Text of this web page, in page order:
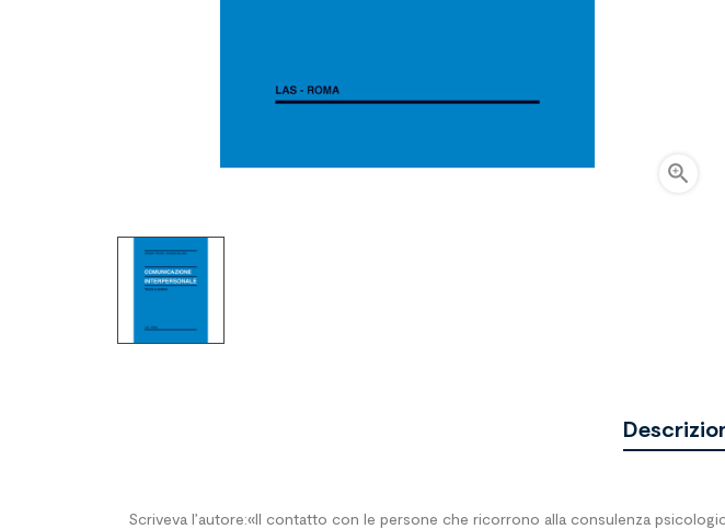

Scriveva l’autore:«Il contatto con le persone che ricorrono alla consulenza